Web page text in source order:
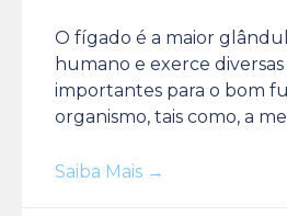
O fígado é a maior
humano e exerce
importantes para o bom
organismo, tais como, a
Saiba Mais →